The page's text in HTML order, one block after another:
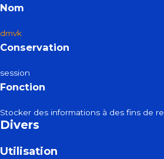
Nom
dmvk
Conservation
session
Fonction
Stocker des informations à des fins de
Divers
Utilisation